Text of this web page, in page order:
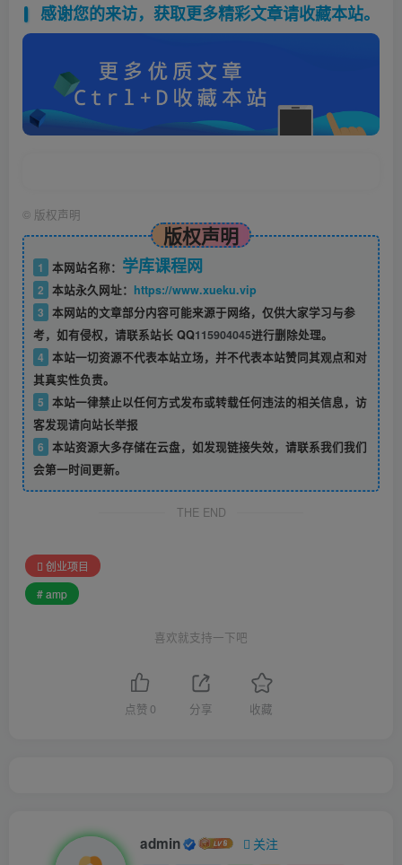
感谢您的来访，获取更多精彩文章请收藏本站。
© 版权声明
版权声明
1 本网站名称： 学库课程网
2 本站永久网址： https://www.xueku.vip
3 本网站的文章部分内容可能来源于网络，仅供大家学习与参
考，如有侵权，请联系站长 QQ115904045进行删除处理。
4 本站一切资源不代表本站立场，并不代表本站赞同其观点和对
其真实性负责。
5 本站一律禁止以任何方式发布或转载任何违法的相关信息，访
客发现请向站长举报
6 本站资源大多存储在云盘，如发现链接失效，请联系我们我们
会第一时间更新。
THE END
创业项目
# amp
喜欢就支持一下吧
点赞 0 分享 收藏
admin 关注